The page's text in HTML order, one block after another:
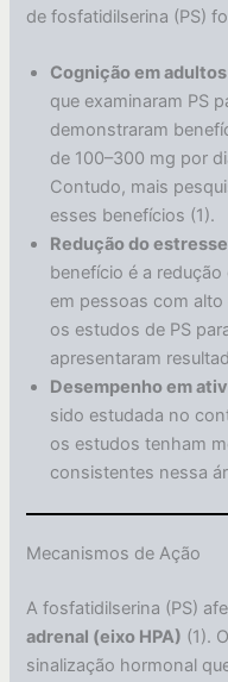
de fosfatidilserina (PS)
Cognição em
que examinaram PS
demonstraram
de 100–300 mg por
Contudo, mais
esses benefícios (1).
Redução do
benefício é a
em pessoas com
os estudos de PS
apresentaram
Desempenho em
sido estudada no
os estudos tenham
consistentes nessa
Mecanismos de Ação
A fosfatidilserina (PS)
adrenal (eixo HPA) (1).
sinalização hormonal